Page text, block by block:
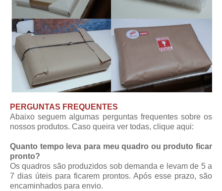
PERGUNTAS FREQUENTES
Abaixo seguem algumas perguntas frequentes sobre os
nossos produtos. Caso queira ver todas, clique aqui:
Quanto tempo leva para meu quadro ou produto ficar
pronto?
Os quadros são produzidos sob demanda e levam de 5 a
7 dias úteis para ficarem prontos. Após esse prazo, são
encaminhados para envio.